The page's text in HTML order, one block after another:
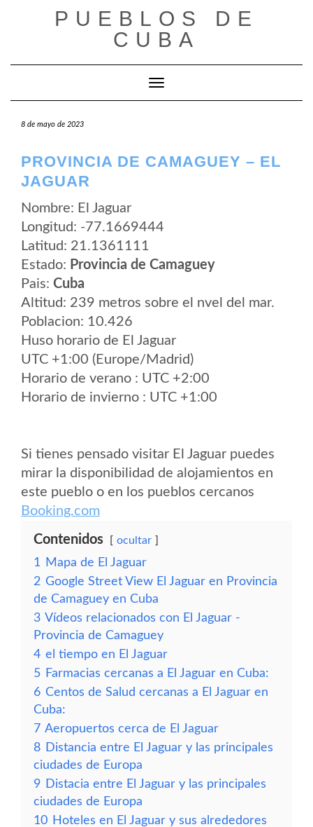
PUEBLOS DE
CUBA
Cambiar modo de navegación
8 de mayo de 2023
PROVINCIA DE CAMAGUEY – EL
JAGUAR
Nombre: El Jaguar
Longitud: -77.1669444
Latitud: 21.1361111
Estado: Provincia de Camaguey
Pais: Cuba
Altitud: 239 metros sobre el nvel del mar.
Poblacion: 10.426
Huso horario de El Jaguar
UTC +1:00 (Europe/Madrid)
Horario de verano : UTC +2:00
Horario de invierno : UTC +1:00
Si tienes pensado visitar El Jaguar puedes
mirar la disponibilidad de alojamientos en
este pueblo o en los pueblos cercanos
Booking.com
Contenidos ocultar
1
Mapa de El Jaguar
2 Google Street View El Jaguar en Provincia
de Camaguey en Cuba
3 Vídeos relacionados con El Jaguar -
Provincia de Camaguey
4 el tiempo en El Jaguar
5 Farmacias cercanas a El Jaguar en Cuba:
6 Centos de Salud cercanas a El Jaguar en
Cuba:
7 Aeropuertos cerca de El Jaguar
8 Distancia entre El Jaguar y las principales
ciudades de Europa
9 Distacia entre El Jaguar y las principales
ciudades de Europa
10 Hoteles en El Jaguar y sus alrededores